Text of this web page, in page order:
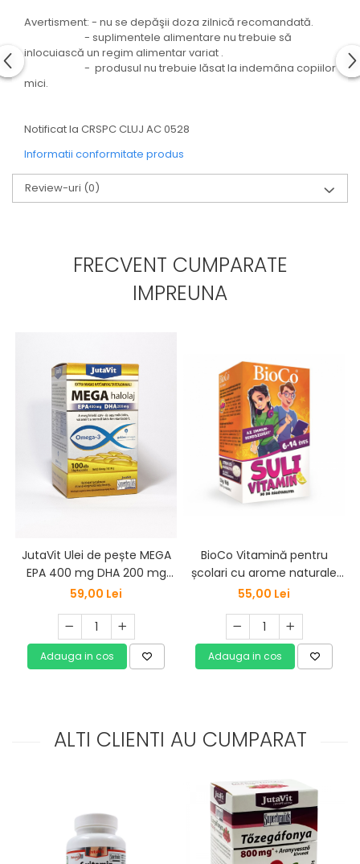
Avertisment: - nu se depăşii doza zilnică recomandată.
- suplimentele alimentare nu trebuie să
inlocuiască un regim alimentar variat .
- produsul nu trebuie lăsat la indemâna copiilor
mici.
Notificat la CRSPC CLUJ AC 0528
Informatii conformitate produs
Review-uri (0)
FRECVENT CUMPARATE
IMPREUNA
JutaVit Ulei de pește MEGA
EPA 400 mg DHA 200 mg
Omega-3 100cps
59,00 Lei
Adauga in cos
BioCo Vitamină pentru
școlari cu arome naturale
Vitamină pentru școlari cu
55,00 Lei
Adauga in cos
ALTI CLIENTI AU CUMPARAT